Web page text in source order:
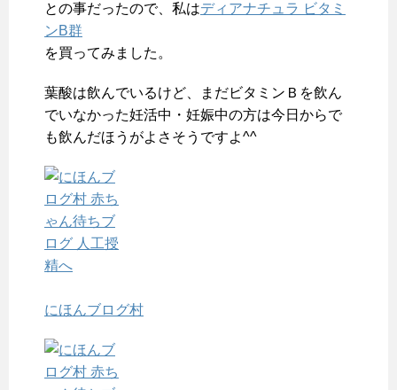
との事だったので、私はディアナチュラ ビタミ
ンB群
を買ってみました。
葉酸は飲んでいるけど、まだビタミンＢを飲ん
でいなかった妊活中・妊娠中の方は今日からで
も飲んだほうがよさそうですよ^^
にほんブログ村